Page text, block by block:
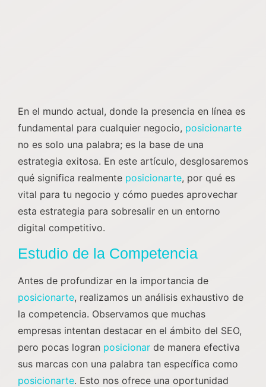
En el mundo actual, donde la presencia en línea es
fundamental para cualquier negocio, posicionarte
no es solo una palabra; es la base de una
estrategia exitosa. En este artículo, desglosaremos
qué significa realmente posicionarte, por qué es
vital para tu negocio y cómo puedes aprovechar
esta estrategia para sobresalir en un entorno
digital competitivo.
Estudio de la Competencia
Antes de profundizar en la importancia de
posicionarte, realizamos un análisis exhaustivo de
la competencia. Observamos que muchas
empresas intentan destacar en el ámbito del SEO,
pero pocas logran posicionar de manera efectiva
sus marcas con una palabra tan específica como
posicionarte. Esto nos ofrece una oportunidad